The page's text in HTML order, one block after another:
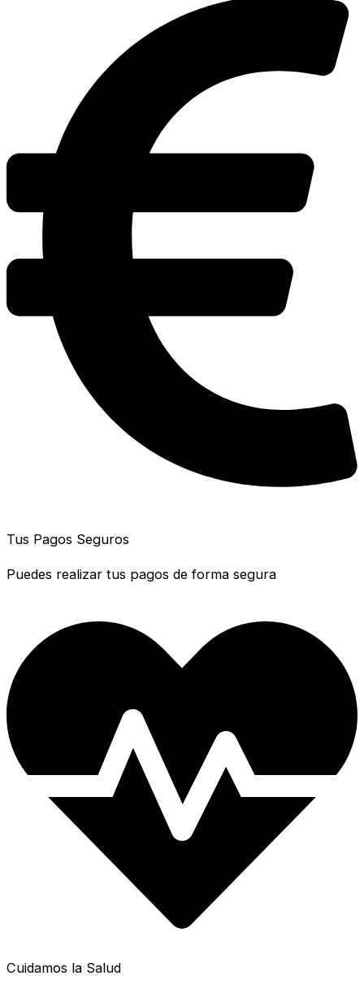
Tus Pagos Seguros
Puedes realizar tus pagos de forma segura
Cuidamos la Salud